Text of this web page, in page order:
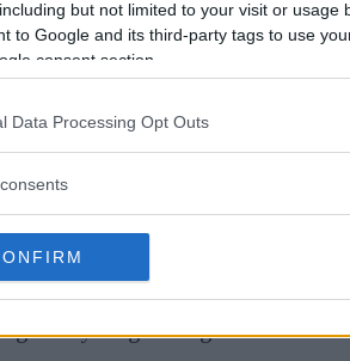
but not limited to your visit or usage
to Google and its third-party tags to use
consent section.
Data Processing Opt Outs
blivit så pass utbredd att det
vill ha ett
utfarter.
som upptäcker en fotograf får
på minneskortet.
det nya lagförslaget.